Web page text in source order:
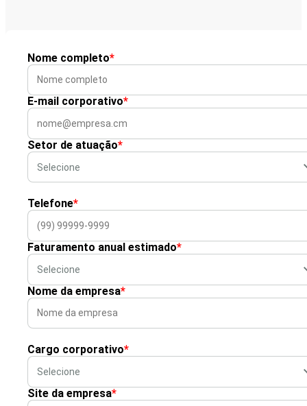
Nome completo*
E-mail corporativo*
Setor de atuação*
Telefone*
Faturamento anual estimado*
Nome da empresa*
Cargo corporativo*
Site da empresa*